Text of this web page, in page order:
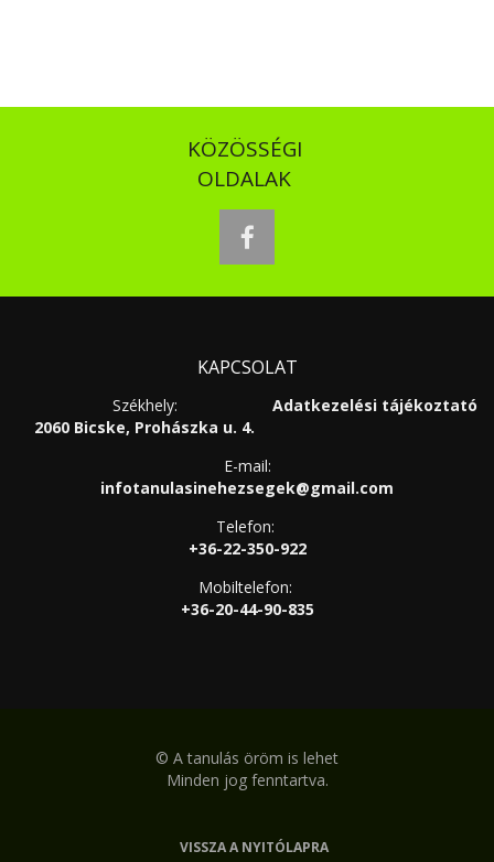
KÖZÖSSÉGI
OLDALAK
facebook
KAPCSOLAT
Adatkezelési tájékoztató
Székhely:
2060 Bicske, Prohászka u. 4.
E-mail:
infotanulasinehezsegek@gmail.com
Telefon:
+36-22-350-922
Mobiltelefon:
+36-20-44-90-835
© A tanulás öröm is lehet
Minden jog fenntartva.
VISSZA A NYITÓLAPRA